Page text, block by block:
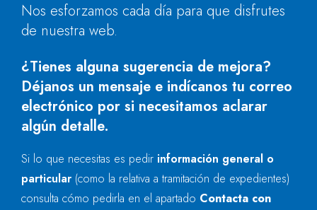
Nos esforzamos cada día para que disfrutes
de nuestra web.
¿Tienes alguna sugerencia de mejora?
Déjanos un mensaje e indícanos tu correo
electrónico por si necesitamos aclarar
algún detalle.
Si lo que necesitas es pedir información general o
particular (como la relativa a tramitación de expedientes)
consulta cómo pedirla en el apartado Contacta con